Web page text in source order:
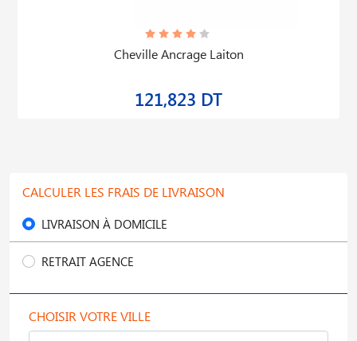
Cheville Ancrage Laiton
121,823 DT
CALCULER LES FRAIS DE LIVRAISON
LIVRAISON À DOMICILE
RETRAIT AGENCE
CHOISIR VOTRE VILLE